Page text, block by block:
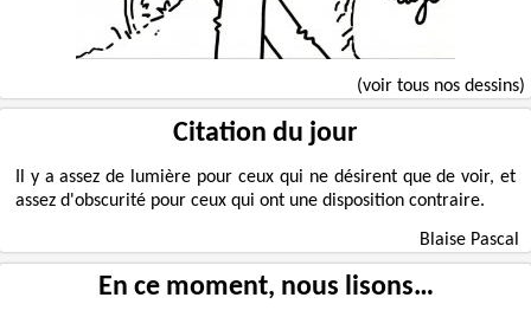
(voir tous nos dessins)
Citation du jour
Il y a assez de lumière pour ceux qui ne désirent que de voir, et
assez d'obscurité pour ceux qui ont une disposition contraire.
Blaise Pascal
En ce moment, nous lisons…